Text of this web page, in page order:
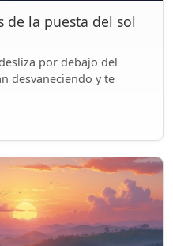
de la puesta del sol
por debajo del
desvaneciendo y te